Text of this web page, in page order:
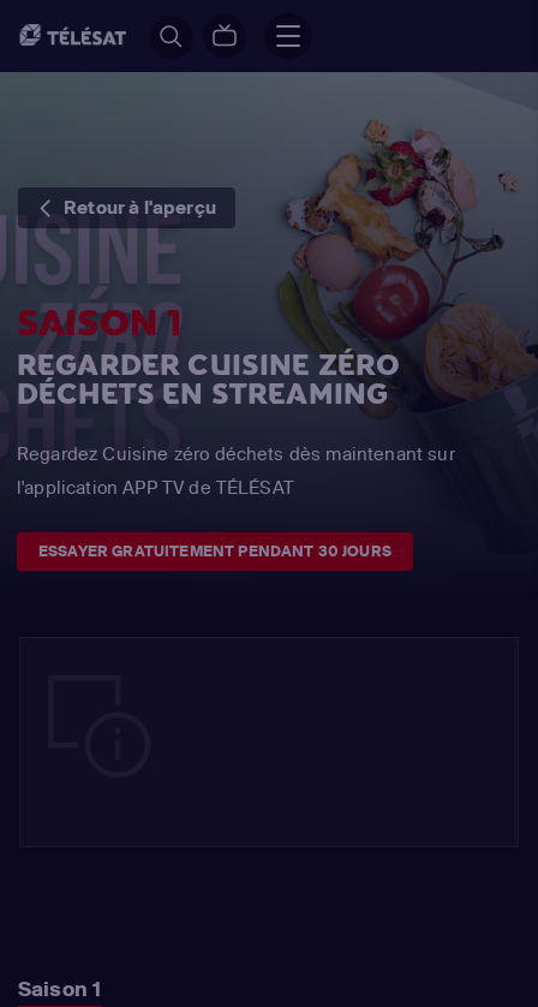
Retour à l'aperçu
SAISON 1
REGARDER CUISINE ZÉRO
DÉCHETS EN STREAMING
Regardez Cuisine zéro déchets dès maintenant sur
l'application APP TV de TÉLÉSAT
ESSAYER GRATUITEMENT PENDANT 30 JOURS
Saison 1